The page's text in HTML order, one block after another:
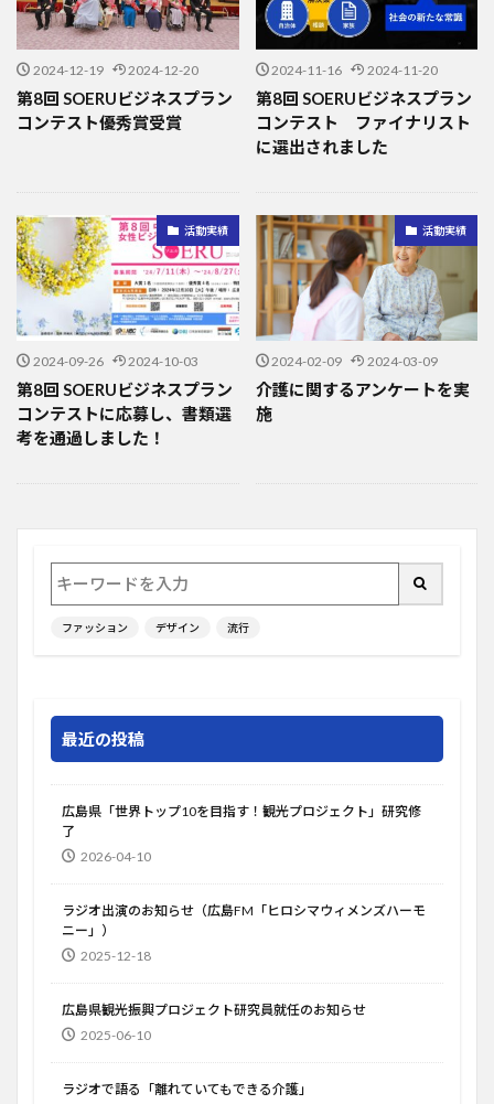
2024-12-19 2024-12-20
第8回 SOERUビジネスプラン
コンテスト優秀賞受賞
2024-11-16 2024-11-20
第8回 SOERUビジネスプラン
コンテスト ファイナリスト
に選出されました
活動実績
2024-09-26 2024-10-03
第8回 SOERUビジネスプラン
コンテストに応募し、書類選
考を通過しました！
活動実績
2024-02-09 2024-03-09
介護に関するアンケートを実
施
ファッション デザイン 流行
最近の投稿
広島県「世界トップ10を目指す！観光プロジェクト」研究修
了
2026-04-10
ラジオ出演のお知らせ（広島FM「ヒロシマウィメンズハーモ
ニー」）
2025-12-18
広島県観光振興プロジェクト研究員就任のお知らせ
2025-06-10
ラジオで語る「離れていてもできる介護」